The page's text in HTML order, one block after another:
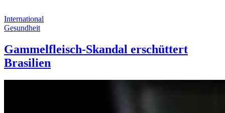
International
Gesundheit
Gammelfleisch-Skandal erschüttert
Brasilien